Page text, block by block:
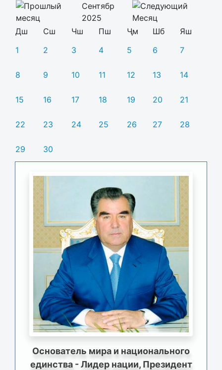
Сентябр
2025
Дш
Сш Чш Пш Ҷм Шб
Яш
1
2 3 4 5 6 7
8 9 10 11 12 13 14
15 16 17 18 19 20 21
22 23 24 25 26 27 28
29 30
Основатель мира и национального
единства - Лидер нации, Президент